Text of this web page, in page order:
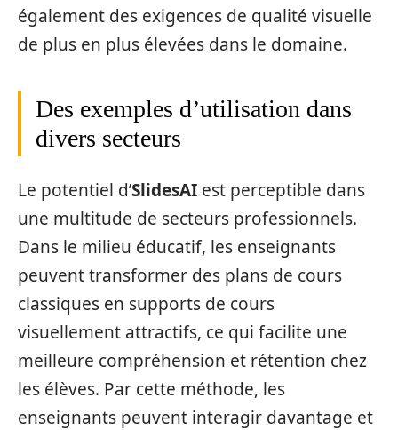
également des exigences de qualité visuelle
de plus en plus élevées dans le domaine.
Des exemples d’utilisation dans
divers secteurs
Le potentiel d’SlidesAI est perceptible dans
une multitude de secteurs professionnels.
Dans le milieu éducatif, les enseignants
peuvent transformer des plans de cours
classiques en supports de cours
visuellement attractifs, ce qui facilite une
meilleure compréhension et rétention chez
les élèves. Par cette méthode, les
enseignants peuvent interagir davantage et